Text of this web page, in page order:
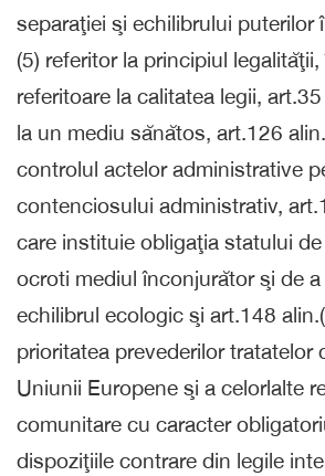
separaţiei şi echilibrului puterilor
(5) referitor la principiul
referitoare la calitatea legii,
la un mediu sănătos, art.126
controlul actelor administrative
contenciosului administrativ,
care instituie obligaţia statului
ocroti mediul înconjurător şi de
echilibrul ecologic şi art.148
prioritatea prevederilor tratatelor
Uniunii Europene şi a celorlalte
comunitare cu caracter
dispoziţiile contrare din legile